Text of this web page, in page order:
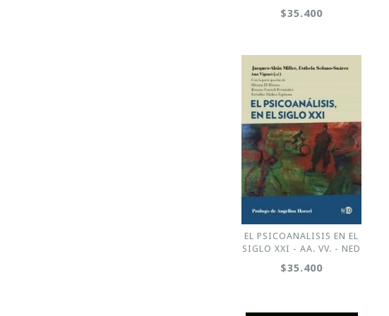
$35.400
EL PSICOANALISIS EN EL
SIGLO XXI - AA. VV. - NED
$35.400